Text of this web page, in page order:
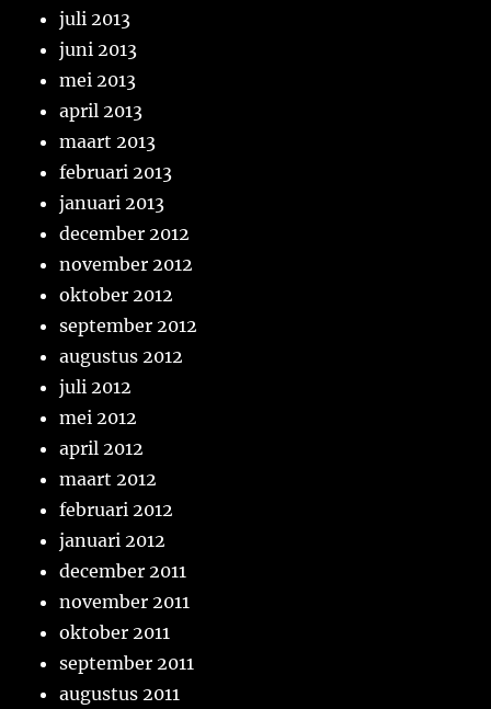
juli 2013
juni 2013
mei 2013
april 2013
maart 2013
februari 2013
januari 2013
december 2012
november 2012
oktober 2012
september 2012
augustus 2012
juli 2012
mei 2012
april 2012
maart 2012
februari 2012
januari 2012
december 2011
november 2011
oktober 2011
september 2011
augustus 2011